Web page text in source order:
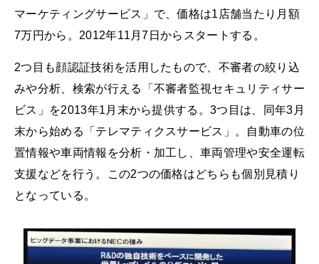
マーケティングサービス」で、価格は1店舗当たり月額
7万円から。2012年11月7日からスタートする。
2つ目も顔認証技術を活用したもので、不審者の絞り込
みや分析、検索が行える「不審者監視セキュリティサー
ビス」を2013年1月末から提供する。3つ目は、同年3月
末から始める「テレマティクスサービス」。自動車の位
置情報や車両情報を分析・加工し、車両管理や安全運転
支援などを行う。この2つの価格はどちらも個別見積り
となっている。